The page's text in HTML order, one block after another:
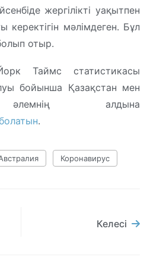
жергілікті уақытпен
мәлімдеген. Бұл
отыр.
Таймс статистикасы
бойынша Қазақстан мен
әлемнің алдына
.
Коронавирус
Келесі